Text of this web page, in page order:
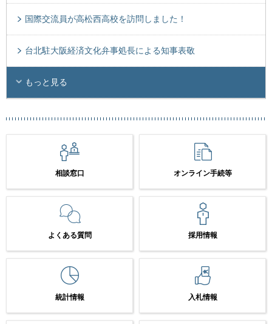
国際交流員が高松西高校を訪問しました！
台北駐大阪経済文化弁事処長による知事表敬
もっと見る
相談窓口 オンライン手続等
よくある質問 採用情報
統計情報 入札情報